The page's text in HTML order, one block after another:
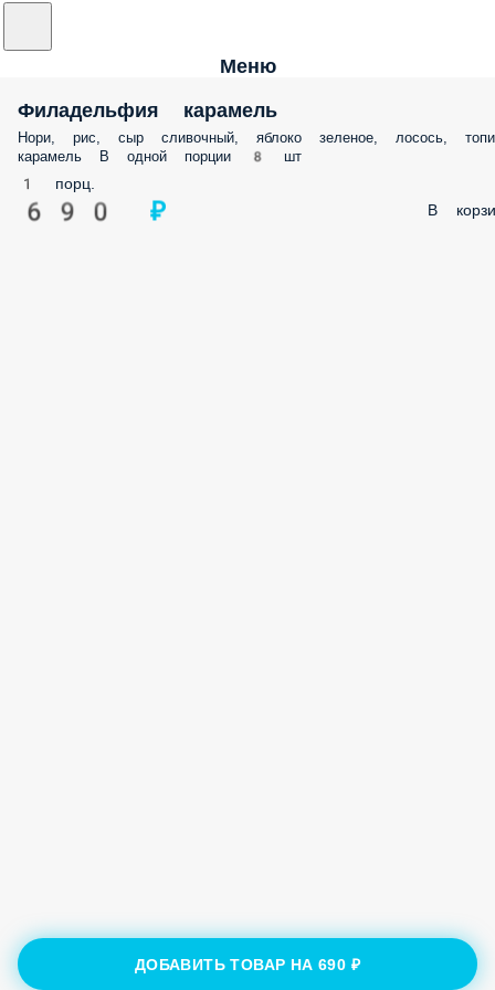
Меню
Филадельфия карамель
Нори, рис, сыр сливочный, яблоко зеленое, лосось,
карамель В одной порции 8 шт
1 порц.
690 ₽ В
ДОБАВИТЬ ТОВАР НА690 ₽